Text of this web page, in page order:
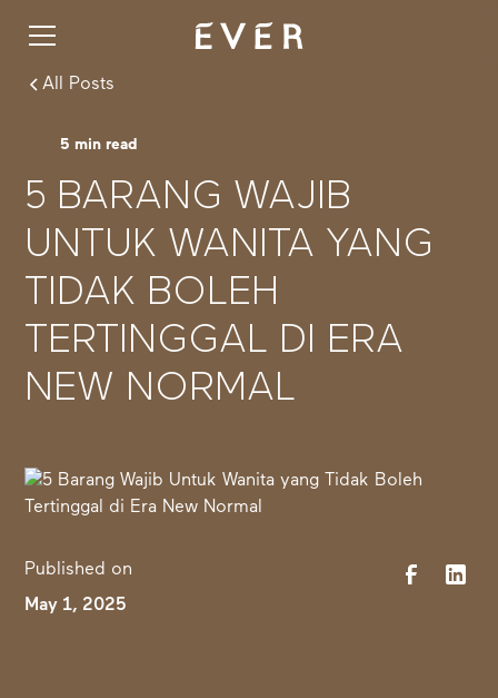
All Posts
5 min read
5 BARANG WAJIB
UNTUK WANITA YANG
TIDAK BOLEH
TERTINGGAL DI ERA
NEW NORMAL
Published on
May 1, 2025